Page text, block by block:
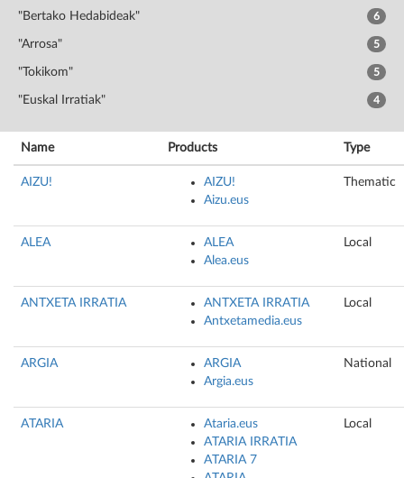
"Bertako Hedabideak" 6
"Arrosa" 5
"Tokikom" 5
"Euskal Irratiak" 4
Name Products Type
AIZU!
AIZU!
Aizu.eus
Thematic
ALEA
ALEA
Alea.eus
Local
ANTXETA IRRATIA
ANTXETA IRRATIA
Antxetamedia.eus
Local
ARGIA
ARGIA
Argia.eus
National
ATARIA
Ataria.eus
ATARIA IRRATIA
ATARIA 7
Local